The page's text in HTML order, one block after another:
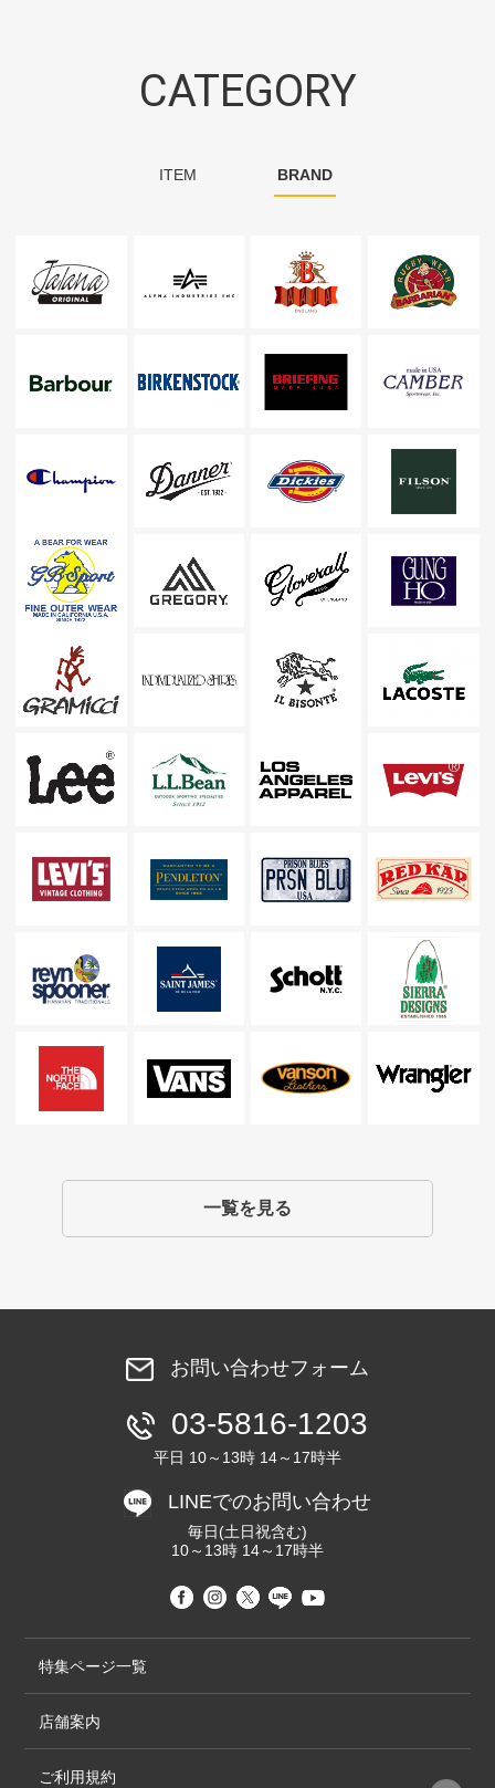
CATEGORY
ITEM BRAND
一覧を見る
お問い合わせフォーム
03-5816-1203
平日 10～13時 14～17時半
LINEでのお問い合わせ
毎日(土日祝含む)
10～13時 14～17時半
特集ページ一覧
店舗案内
ご利用規約